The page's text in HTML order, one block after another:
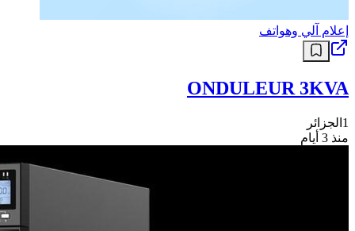
إعلام آلي وهواتف
ONDULEUR 3KVA
1 الجزائر
منذ 3 أيام